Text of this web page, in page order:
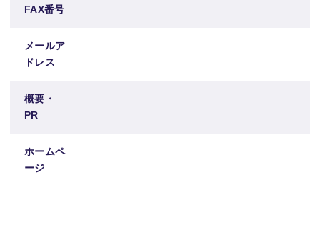
FAX番号
メールア
ドレス
概要・
PR
ホームペ
ージ